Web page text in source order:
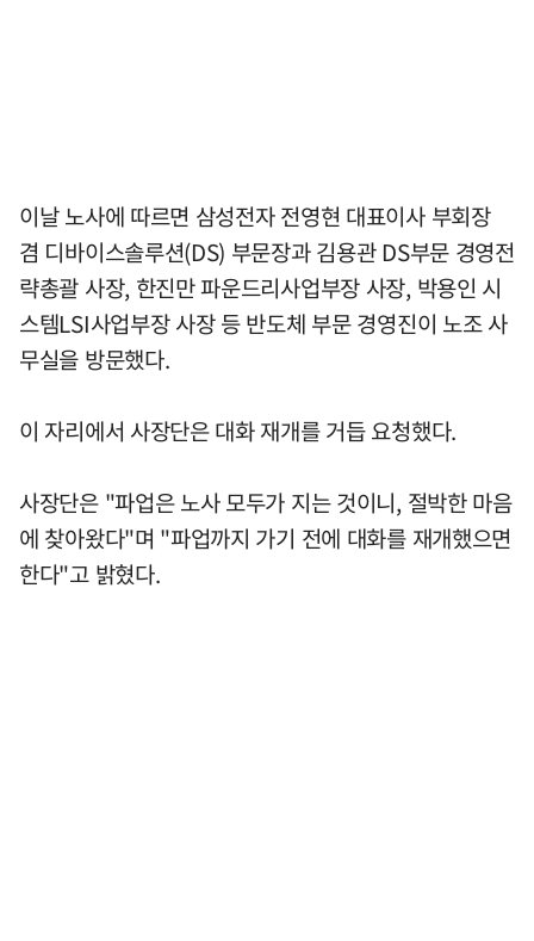
이날 노사에 따르면 삼성전자 전영현 대표이사 부회장
겸 디바이스솔루션(DS) 부문장과 김용관 DS부문 경영전
략총괄 사장, 한진만 파운드리사업부장 사장, 박용인 시
스템LSI사업부장 사장 등 반도체 부문 경영진이 노조 사
무실을 방문했다.
이 자리에서 사장단은 대화 재개를 거듭 요청했다.
사장단은 "파업은 노사 모두가 지는 것이니, 절박한 마음
에 찾아왔다"며 "파업까지 가기 전에 대화를 재개했으면
한다"고 밝혔다.